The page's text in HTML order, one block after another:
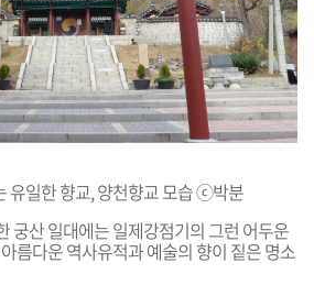
유일한 향교,양천향교 모습 ⓒ박분
궁산 일대에는 일제강점기의 그런 어두운
름다운 역사유적과 예술의 향이 짙은 명소